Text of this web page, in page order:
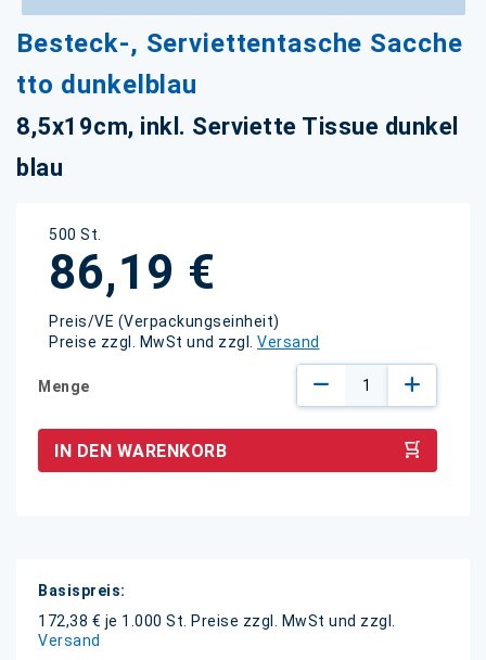
Besteck-, Serviettentasche Sacche
tto dunkelblau
8,5x19cm, inkl. Serviette Tissue dunkel
blau
500 St.
86,19 €
Preis/VE (Verpackungseinheit)
Preise zzgl. MwSt und zzgl. Versand
Menge
IN DEN WARENKORB
Weitere
Informationen
172,38 € je 1.000 St.
Preise zzgl. MwSt und zzgl.
Versand
Anfang
der
Bildgalerie
springen